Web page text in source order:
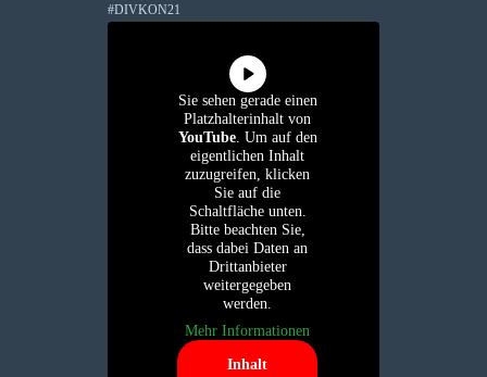
#DIVKON21
Sie sehen gerade einen
Platzhalterinhalt von
YouTube. Um auf den
eigentlichen Inhalt
zuzugreifen, klicken
Sie auf die
Schaltfläche unten.
Bitte beachten Sie,
dass dabei Daten an
Drittanbieter
weitergegeben
werden.
Mehr Informationen
Inhalt